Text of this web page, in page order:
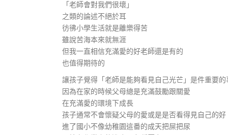
「老師會對我們很壞」
之類的論述不絕於耳
彷彿小學生活就是離樂得苦
雖說苦海本來就無涯
但我一直相信充滿愛的好老師還是有的
也值得期待的
讓孩子覺得「老師是能夠看見自己光芒」是件重要的
因為在家的時候父母總是充滿鼓勵跟關愛
在充滿愛的環境下成長
孩子通常不會懷疑父母的愛或是是否看得見自己的好
進了國小不像幼稚園這番的成天把屎把尿